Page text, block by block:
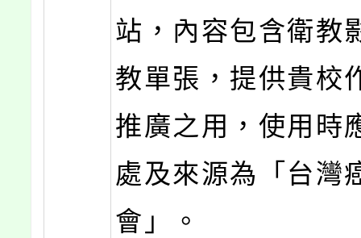
站，內容包含衛教
教單張，提供貴校
推廣之用，使用時
處及來源為「台灣
會」。